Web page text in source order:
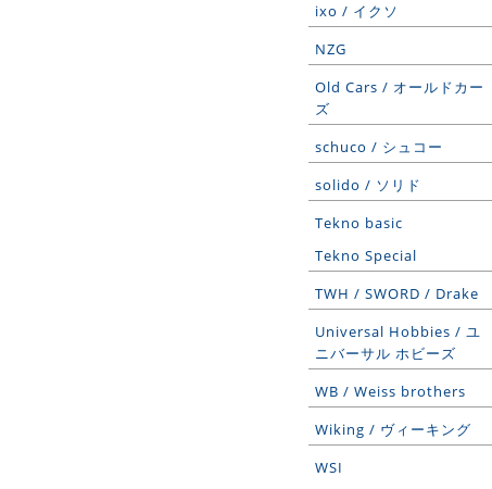
ixo / イクソ
NZG
Old Cars / オールドカー
ズ
schuco / シュコー
solido / ソリド
Tekno basic
Tekno Special
TWH / SWORD / Drake
Universal Hobbies / ユ
ニバーサル ホビーズ
WB / Weiss brothers
Wiking / ヴィーキング
WSI